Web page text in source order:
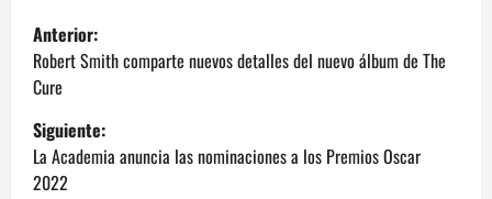
N
a
v
e
Anterior:
Robert Smith comparte nuevos detalles del nuevo álbum de The
Cure
Siguiente:
La Academia anuncia las nominaciones a los Premios Oscar
2022